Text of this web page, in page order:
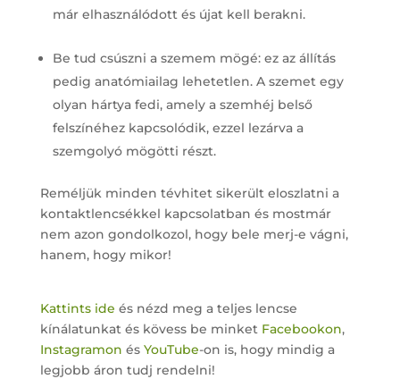
már elhasználódott és újat kell berakni.
Be tud csúszni a szemem mögé: ez az állítás
pedig anatómiailag lehetetlen. A szemet egy
olyan hártya fedi, amely a szemhéj belső
felszínéhez kapcsolódik, ezzel lezárva a
szemgolyó mögötti részt.
Reméljük minden tévhitet sikerült eloszlatni a
kontaktlencsékkel kapcsolatban és mostmár
nem azon gondolkozol, hogy bele merj-e vágni,
hanem, hogy mikor!
Kattints ide és nézd meg a teljes lencse
kínálatunkat és kövess be minket Facebookon,
Instagramon és YouTube-on is, hogy mindig a
legjobb áron tudj rendelni!